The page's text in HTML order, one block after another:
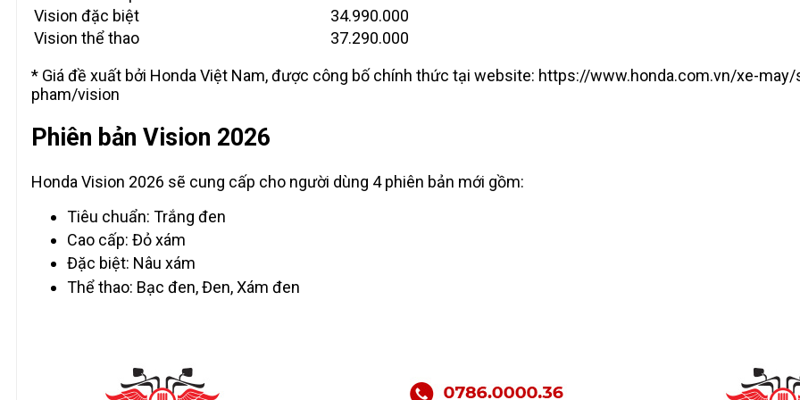
Vision đặc biệt
34.990.000
Vision thể thao
37.290.000
* Giá đề xuất bởi Honda Việt Nam, được công bố chính thức tại website: https://www.honda.com.vn/xe-may/
pham/vision
Phiên bản Vision 2026
Honda Vision 2026 sẽ cung cấp cho người dùng 4 phiên bản mới gồm:
Tiêu chuẩn: Trắng đen
Cao cấp: Đỏ xám
Đặc biệt: Nâu xám
Thể thao: Bạc đen, Đen, Xám đen